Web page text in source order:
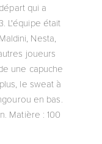
qui a
L'équipe était
Nesta,
joueurs
une capuche
le sweat à
en bas.
Matière : 100